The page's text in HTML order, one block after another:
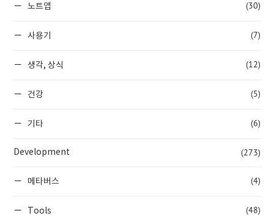
노트앱 (30)
사용기 (7)
생각, 상식 (12)
건강 (5)
기타 (6)
Development (273)
메타버스 (4)
Tools (48)